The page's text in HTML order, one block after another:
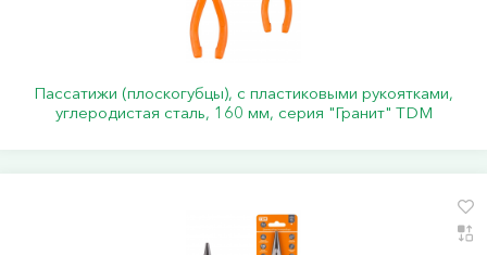
Пассатижи (плоскогубцы), с пластиковыми рукоятками,
углеродистая сталь, 160 мм, серия "Гранит" TDM